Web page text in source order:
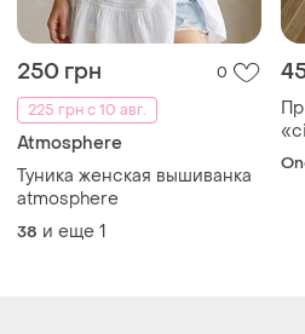
250 грн
0
225 грн с 10 авг.
Atmosphere
Туника женская вышиванка
atmosphere
38 и еще 1